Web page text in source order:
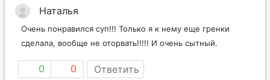
Наталья
Очень понравился суп!!! Только я к нему еще гренки
сделала, вообще не оторвать!!!!! И очень сытный.
0 0 Ответить